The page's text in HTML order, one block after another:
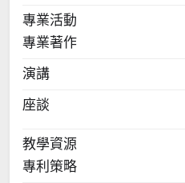
專業活動
專業著作
演講
座談
教學資源
專利策略